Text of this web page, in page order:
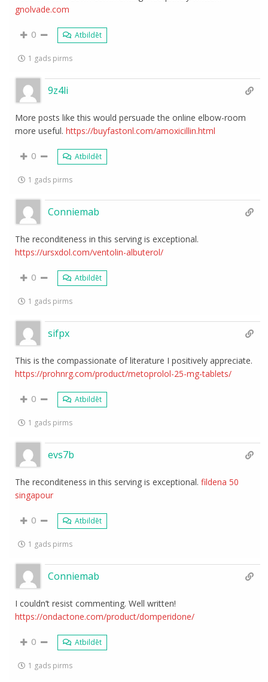
gnolvade.com
0 Atbildēt
1 gads pirms
9z4li
More posts like this would persuade the online elbow-room
more useful.https://buyfastonl.com/amoxicillin.html
0 Atbildēt
1 gads pirms
Conniemab
The reconditeness in this serving is exceptional.
https://ursxdol.com/ventolin-albuterol/
0 Atbildēt
1 gads pirms
sifpx
This is the compassionate of literature I positively appreciate.
https://prohnrg.com/product/metoprolol-25-mg-tablets/
0 Atbildēt
1 gads pirms
evs7b
The reconditeness in this serving is exceptional.fildena 50
singapour
0 Atbildēt
1 gads pirms
Conniemab
I couldn’t resist commenting. Well written!
https://ondactone.com/product/domperidone/
0 Atbildēt
1 gads pirms